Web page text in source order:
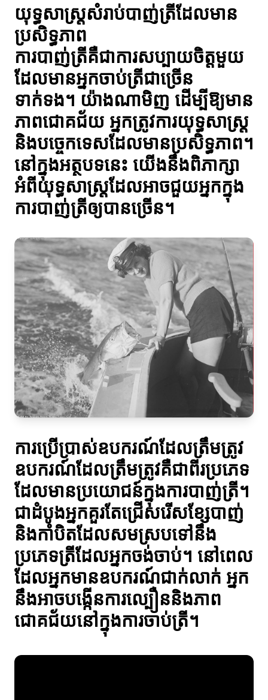
យុទ្ធសាស្ត្រសំរាប់បាញ់ត្រីដែលមាន
ប្រសិទ្ធភាព
ការបាញ់ត្រីគឺជាការសប្បាយចិត្តមួយ
ដែលមានអ្នកចាប់ត្រីជាច្រើន
ទាក់ទង។ យ៉ាងណាមិញ ដើម្បីឱ្យមាន
ភាពជោគជ័យ អ្នកត្រូវការយុទ្ធសាស្ត្រ
និងបច្ចេកទេសដែលមានប្រសិទ្ធភាព។
នៅក្នុងអត្ថបទនេះ យើងនឹងពិភាក្សា
អំពីយុទ្ធសាស្ត្រដែលអាចជួយអ្នកក្នុង
ការបាញ់ត្រីឲ្យបានច្រើន។
ការប្រើប្រាស់ឧបករណ៍ដែលត្រឹមត្រូវ
ឧបករណ៍ដែលត្រឹមត្រូវគឺជាពីរប្រភេទ
ដែលមានប្រយោជន៍ក្នុងការបាញ់ត្រី។
ជាដំបូងអ្នកគួរតែជ្រើសរើសខ្សែបាញ់
និងកាំបិតដែលសមស្របទៅនឹង
ប្រភេទត្រីដែលអ្នកចង់ចាប់។ នៅពេល
ដែលអ្នកមានឧបករណ៍ជាក់លាក់ អ្នក
នឹងអាចបង្កើនការល្បឿននិងភាព
ជោគជ័យនៅក្នុងការចាប់ត្រី។